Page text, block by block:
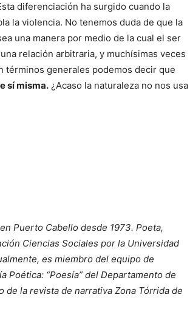
diferenciación ha surgido cuando la
la violencia. No tenemos duda de que la
una manera por medio de la cual el ser
relación arbitraria, y muchísimas veces
términos generales podemos decir que
sí misma. ¿Acaso la naturaleza no nos usa
Puerto Cabello desde 1973. Poeta,
Ciencias Sociales por la Universidad
es miembro del equipo de
Poética: “Poesía” del Departamento de
de la revista de narrativa Zona Tórrida de